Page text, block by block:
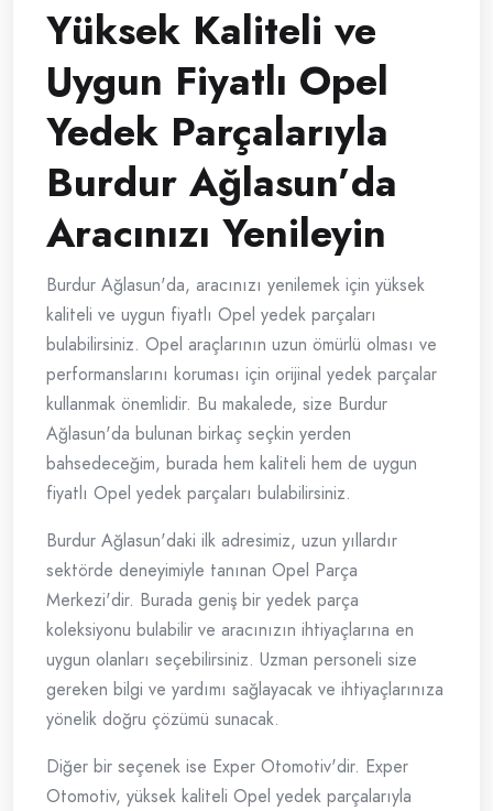
Yüksek Kaliteli ve
Uygun Fiyatlı Opel
Yedek Parçalarıyla
Burdur Ağlasun’da
Aracınızı Yenileyin
Burdur Ağlasun'da, aracınızı yenilemek için yüksek
kaliteli ve uygun fiyatlı Opel yedek parçaları
bulabilirsiniz. Opel araçlarının uzun ömürlü olması ve
performanslarını koruması için orijinal yedek parçalar
kullanmak önemlidir. Bu makalede, size Burdur
Ağlasun'da bulunan birkaç seçkin yerden
bahsedeceğim, burada hem kaliteli hem de uygun
fiyatlı Opel yedek parçaları bulabilirsiniz.
Burdur Ağlasun'daki ilk adresimiz, uzun yıllardır
sektörde deneyimiyle tanınan Opel Parça
Merkezi'dir. Burada geniş bir yedek parça
koleksiyonu bulabilir ve aracınızın ihtiyaçlarına en
uygun olanları seçebilirsiniz. Uzman personeli size
gereken bilgi ve yardımı sağlayacak ve ihtiyaçlarınıza
yönelik doğru çözümü sunacak.
Diğer bir seçenek ise Exper Otomotiv'dir. Exper
Otomotiv, yüksek kaliteli Opel yedek parçalarıyla